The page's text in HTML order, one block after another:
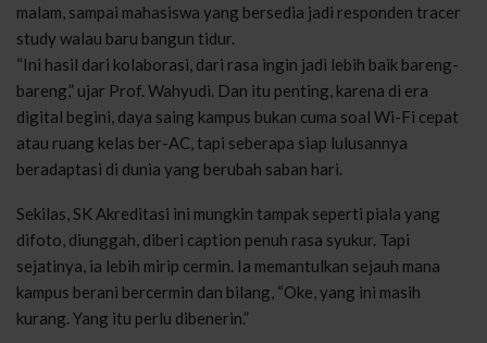
malam, sampai mahasiswa yang bersedia jadi responden tracer
study walau baru bangun tidur.
“Ini hasil dari kolaborasi, dari rasa ingin jadi lebih baik bareng-
bareng,” ujar Prof. Wahyudi. Dan itu penting, karena di era
digital begini, daya saing kampus bukan cuma soal Wi-Fi cepat
atau ruang kelas ber-AC, tapi seberapa siap lulusannya
beradaptasi di dunia yang berubah saban hari.
Sekilas, SK Akreditasi ini mungkin tampak seperti piala yang
difoto, diunggah, diberi caption penuh rasa syukur. Tapi
sejatinya, ia lebih mirip cermin. Ia memantulkan sejauh mana
kampus berani bercermin dan bilang, “Oke, yang ini masih
kurang. Yang itu perlu dibenerin.”